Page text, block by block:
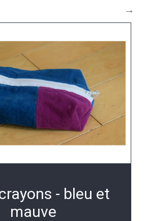
- bleu et
mauve